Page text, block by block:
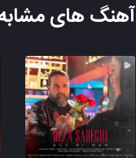
آهنگ های